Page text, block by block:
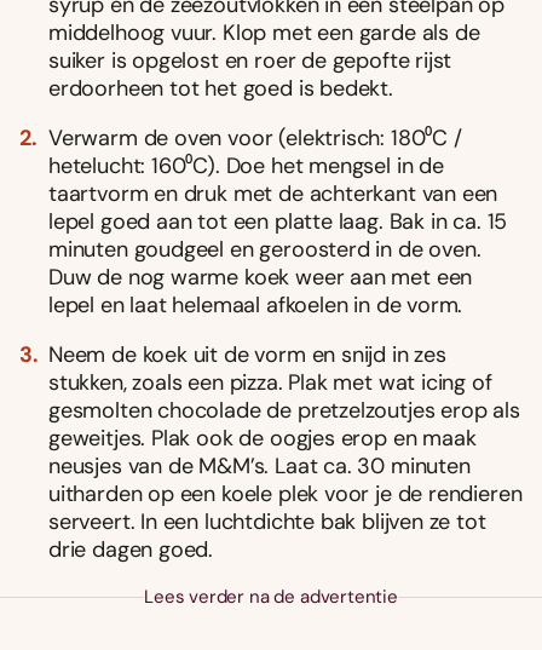
middelhoog vuur. Klop met een garde als de
suiker is opgelost en roer de gepofte rijst
erdoorheen tot het goed is bedekt.
Verwarm de oven voor (elektrisch: 180⁰C /
hetelucht: 160⁰C). Doe het mengsel in de
taartvorm en druk met de achterkant van een
lepel goed aan tot een platte laag. Bak in ca. 15
minuten goudgeel en geroosterd in de oven.
Duw de nog warme koek weer aan met een
lepel en laat helemaal afkoelen in de vorm.
Neem de koek uit de vorm en snijd in zes
stukken, zoals een pizza. Plak met wat icing of
gesmolten chocolade de pretzelzoutjes erop als
geweitjes. Plak ook de oogjes erop en maak
neusjes van de M&M’s. Laat ca. 30 minuten
uitharden op een koele plek voor je de rendieren
serveert. In een luchtdichte bak blijven ze tot
drie dagen goed.
Lees verder na de advertentie